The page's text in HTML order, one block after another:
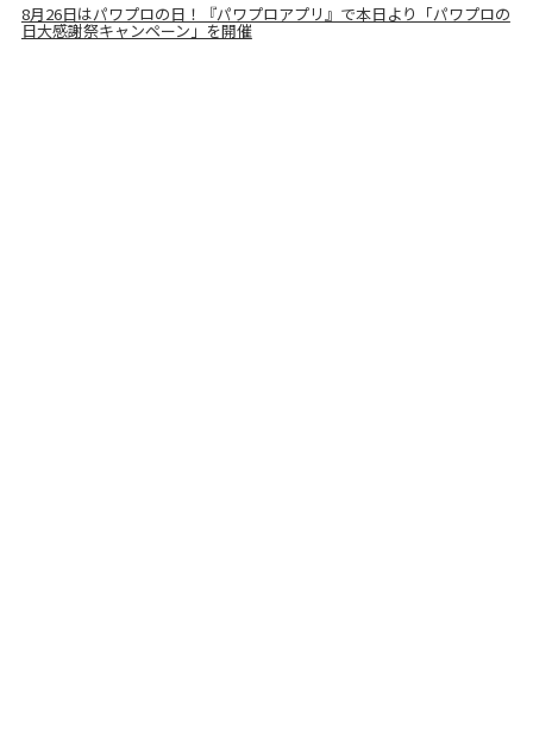
8月26日はパワプロの日！『パワプロアプリ』で本日より「パワプロの
日大感謝祭キャンペーン」を開催